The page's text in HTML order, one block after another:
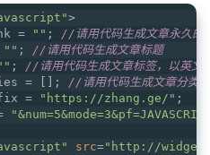
>
= "" ; //请用代码生成文章永久的
"" ; //请用代码生成文章标题
; //请用代码生成文章标签，以英
= []; //请用代码生成文章分
= "https://zhang.ge/" ;
src="http://